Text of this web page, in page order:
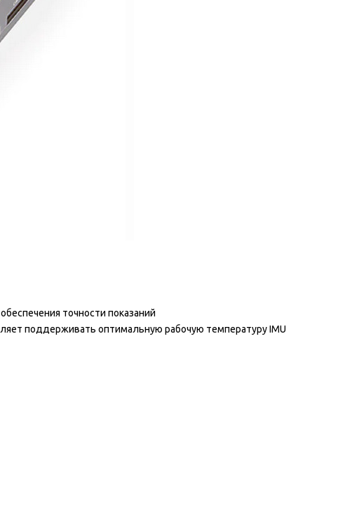
точности показаний
поддерживать оптимальную рабочую температуру IMU